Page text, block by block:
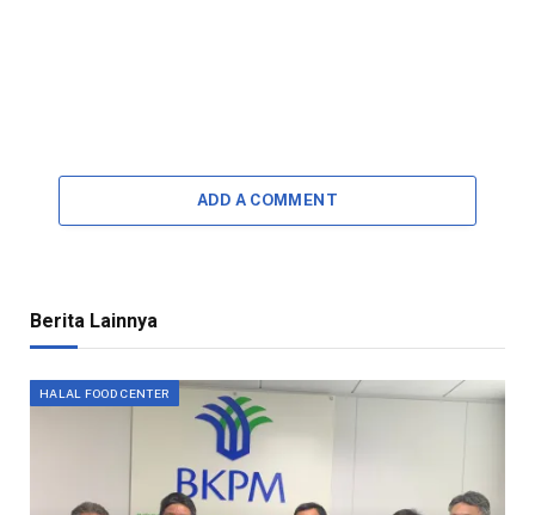
ADD A COMMENT
Berita Lainnya
HALAL FOOD CENTER